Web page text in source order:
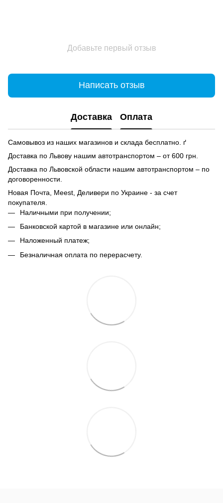
Добавьте первый отзыв
Написать отзыв
Доставка Оплата
Самовывоз из наших магазинов и склада бесплатно. ґ
Доставка по Львову нашим автотранспортом – от 600 грн.
Доставка по Львовской области нашим автотранспортом – по
договоренности.
Новая Почта, Meest, Деливери по Украине - за счет
покупателя.
Наличными при получении;
Банковской картой в магазине или онлайн;
Наложенный платеж;
Безналичная оплата по перерасчету.